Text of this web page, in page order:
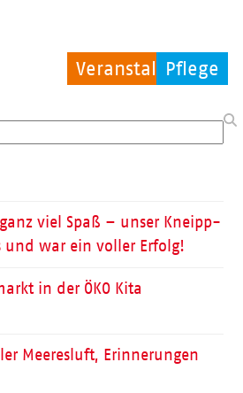
Kinder
Veranstaltungen
Pflege
viel Spaß – unser Kneipp-
und war ein voller Erfolg!
in der ÖKO Kita
Meeresluft, Erinnerungen